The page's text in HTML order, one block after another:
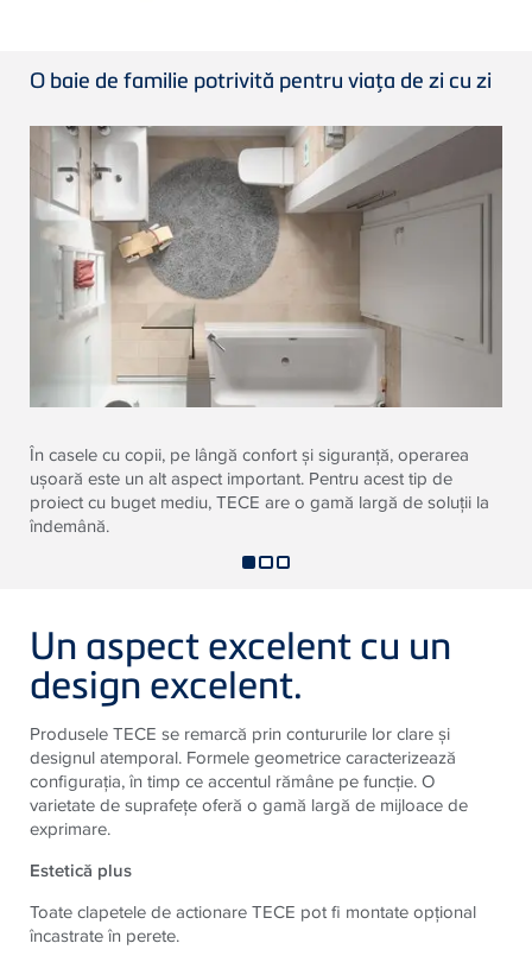
O baie de familie potrivită pentru viaţa de zi cu zi
În casele cu copii, pe lângă confort şi siguranţă, operarea
uşoară este un alt aspect important. Pentru acest tip de
proiect cu buget mediu, TECE are o gamă largă de soluţii la
îndemână.
Un aspect excelent cu un
design excelent.
Produsele TECE se remarcă prin contururile lor clare şi
designul atemporal. Formele geometrice caracterizează
configuraţia, în timp ce accentul rămâne pe funcţie. O
varietate de suprafeţe oferă o gamă largă de mijloace de
exprimare.
Estetică plus
Toate clapetele de actionare TECE pot fi montate opţional
încastrate în perete.